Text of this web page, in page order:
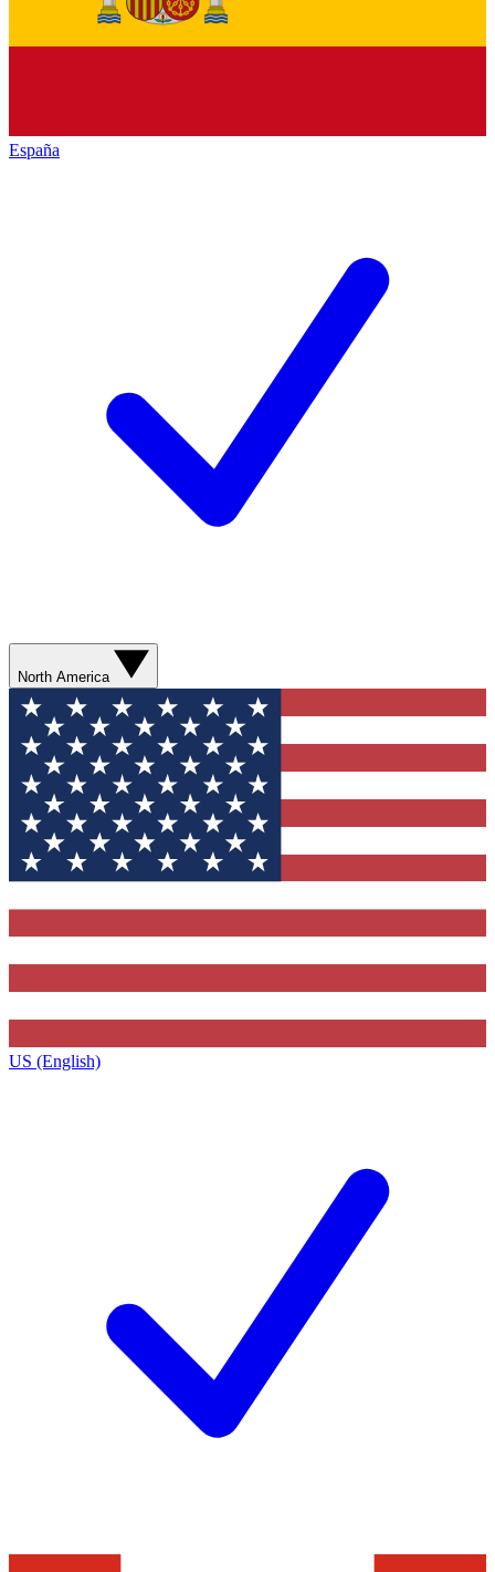
España
North America
US (English)